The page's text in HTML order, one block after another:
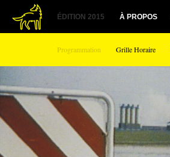
ÉDITION 2015
Programmation Grille Horaire
À PROPOS